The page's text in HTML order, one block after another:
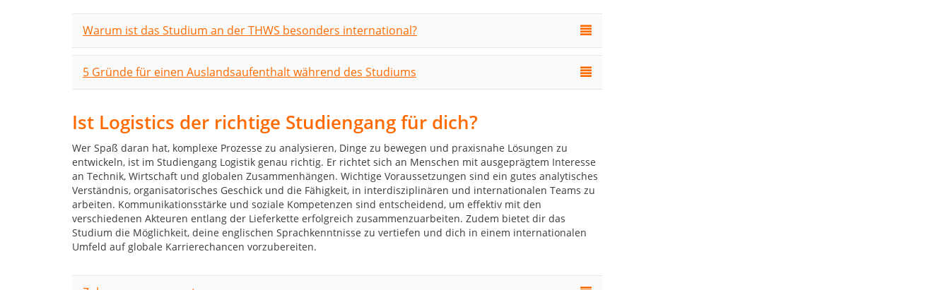
Warum ist das Studium an der THWS besonders international?
5 Gründe für einen Auslandsaufenthalt während des Studiums
Ist Logistics der richtige Studiengang für dich?
Wer Spaß daran hat, komplexe Prozesse zu analysieren, Dinge zu bewegen und praxisnahe Lösungen zu
entwickeln, ist im Studiengang Logistik genau richtig. Er richtet sich an Menschen mit ausgeprägtem Interesse
an Technik, Wirtschaft und globalen Zusammenhängen. Wichtige Voraussetzungen sind ein gutes analytisches
Verständnis, organisatorisches Geschick und die Fähigkeit, in interdisziplinären und internationalen Teams zu
arbeiten. Kommunikationsstärke und soziale Kompetenzen sind entscheidend, um effektiv mit den
verschiedenen Akteuren entlang der Lieferkette erfolgreich zusammenzuarbeiten. Zudem bietet dir das
Studium die Möglichkeit, deine englischen Sprachkenntnisse zu vertiefen und dich in einem internationalen
Umfeld auf globale Karrierechancen vorzubereiten.